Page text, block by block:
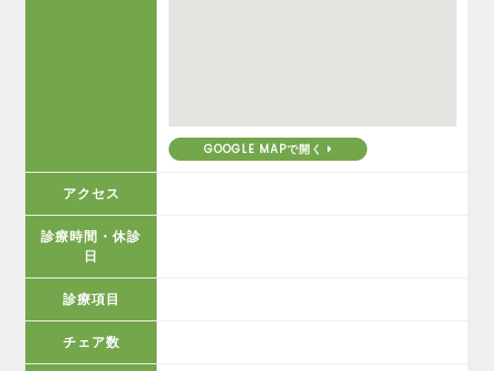
GOOGLE MAPで開く
アクセス
診療時間・休診
日
診療項目
チェア数